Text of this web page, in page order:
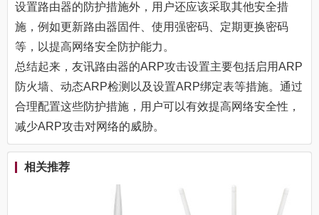
设置路由器的防护措施外，用户还应该采取其他安全措
施，例如更新路由器固件、使用强密码、定期更换密码
等，以提高网络安全防护能力。
总结起来，友讯路由器的ARP攻击设置主要包括启用ARP
防火墙、动态ARP检测以及设置ARP绑定表等措施。通过
合理配置这些防护措施，用户可以有效提高网络安全性，
减少ARP攻击对网络的威胁。
相关推荐